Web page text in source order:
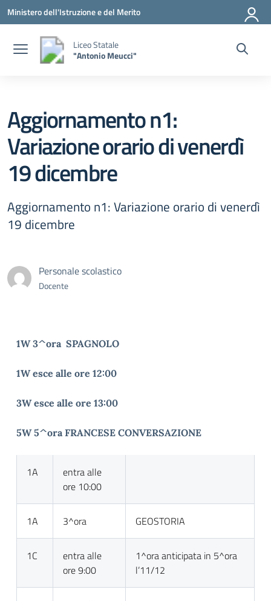
Vai ai contenuti
Vai al menu di navigazione
Vai al footer
Ministero dell'Istruzione e del Merito
Liceo Statale
"Antonio Meucci"
Aggiornamento n1:
Variazione orario di venerdì
19 dicembre
Aggiornamento n1: Variazione orario di venerdì
19 dicembre
Personale scolastico
Docente
1W 3^ora SPAGNOLO
1W esce alle ore 12:00
3W esce alle ore 13:00
5W 5^ora FRANCESE CONVERSAZIONE
1A
entra alle
ore 10:00
1A 3^ora GEOSTORIA
1C
entra alle
ore 9:00
1^ora anticipata in 5^ora
l’11/12